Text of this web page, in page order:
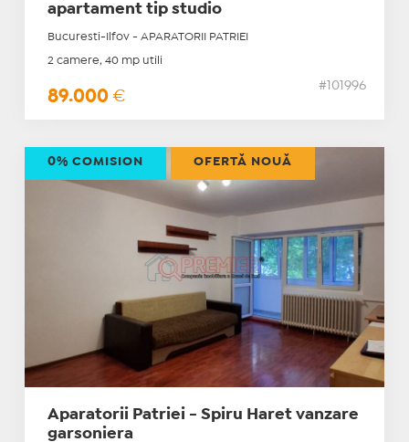
apartament tip studio
Bucuresti-Ilfov - APARATORII PATRIEI
2 camere, 40 mp utili
89.000 €
#101996
Aparatorii Patriei - Spiru Haret vanzare
garsoniera
0% COMISION OFERTĂ NOUĂ